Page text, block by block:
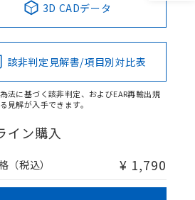
3D CADデータ
該非判定見解書/項目別対比表
法に基づく該非判定、およびEAR再輸出規
見解が入手できます。
イン購入
（税込） ¥ 1,790